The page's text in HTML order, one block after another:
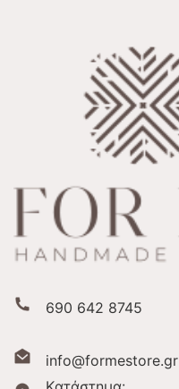
690 642 8745
info@formestore.gr